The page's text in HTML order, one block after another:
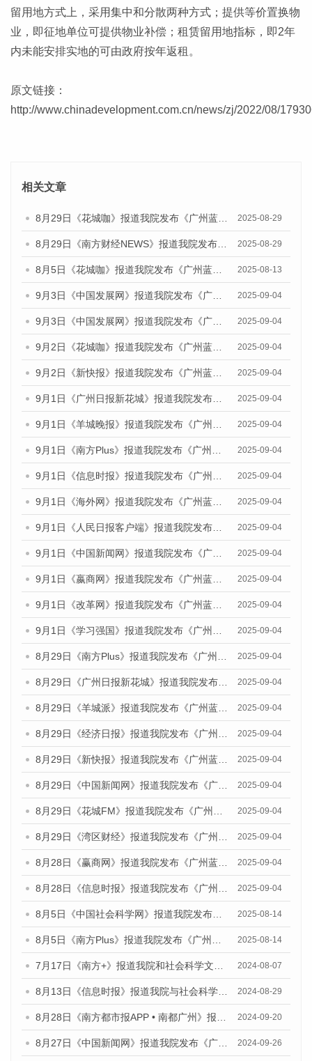
留用地方式上，采用集中和分散两种方式；提供等价置换物
业，即征地单位可提供物业补偿；租赁留用地指标，即2年
内未能安排实地的可由政府按年返租。
原文链接：
http://www.chinadevelopment.com.cn/news/zj/2022/08/
相关文章
2025-08-29
2025-08-29
2025-08-13
2025-09-04
2025-09-04
2025-09-04
2025-09-04
2025-09-04
2025-09-04
2025-09-04
2025-09-04
2025-09-04
2025-09-04
2025-09-04
2025-09-04
2025-09-04
2025-09-04
2025-09-04
2025-09-04
2025-09-04
2025-09-04
2025-09-04
2025-09-04
2025-09-04
2025-09-04
2025-09-04
2025-09-04
2025-08-14
2025-08-14
2024-08-07
2024-08-29
2024-09-20
2024-09-26